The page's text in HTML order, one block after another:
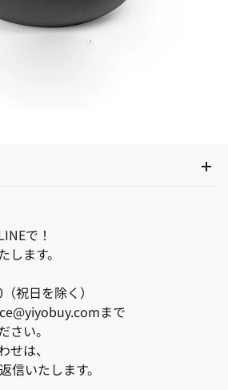
で！
ます。
祝日を除く）
まで
さい。
せは、
信いたします。